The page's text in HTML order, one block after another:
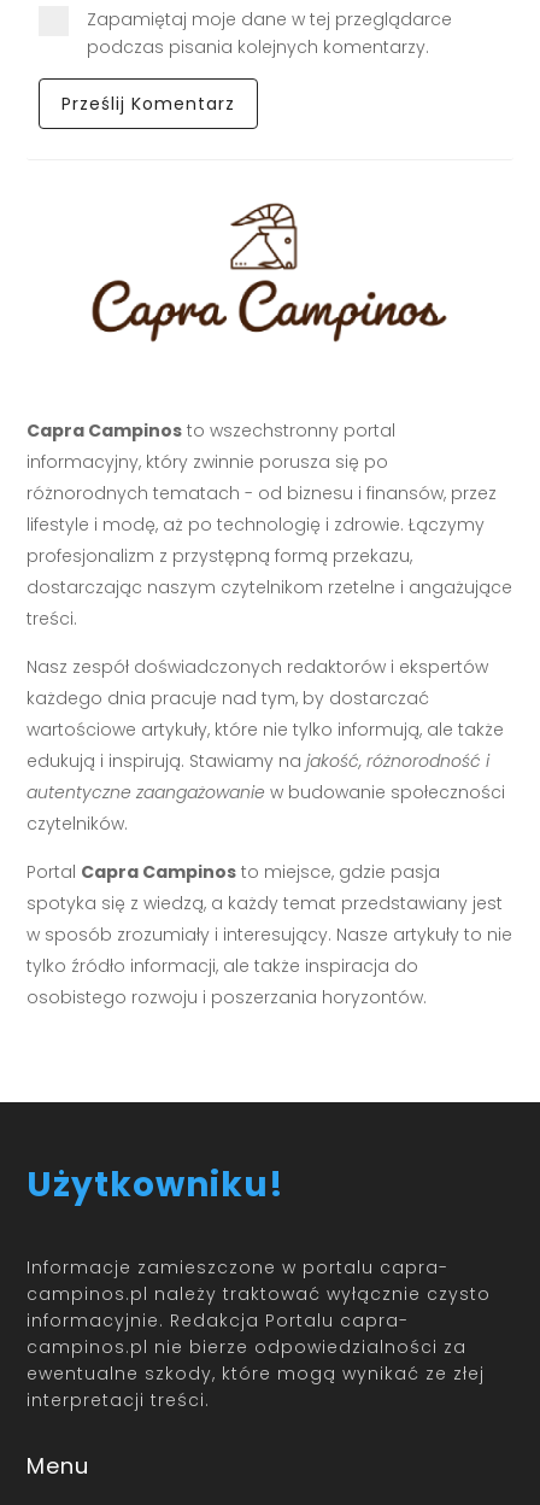
Zapamiętaj moje dane w tej przeglądarce
podczas pisania kolejnych komentarzy.
Capra Campinos to wszechstronny portal
informacyjny, który zwinnie porusza się po
różnorodnych tematach - od biznesu i finansów, przez
lifestyle i modę, aż po technologię i zdrowie. Łączymy
profesjonalizm z przystępną formą przekazu,
dostarczając naszym czytelnikom rzetelne i angażujące
treści.
Nasz zespół doświadczonych redaktorów i ekspertów
każdego dnia pracuje nad tym, by dostarczać
wartościowe artykuły, które nie tylko informują, ale także
edukują i inspirują. Stawiamy najakość, różnorodność i
autentyczne zaangażowanie w budowanie społeczności
czytelników.
Portal Capra Campinos to miejsce, gdzie pasja
spotyka się z wiedzą, a każdy temat przedstawiany jest
w sposób zrozumiały i interesujący. Nasze artykuły to nie
tylko źródło informacji, ale także inspiracja do
osobistego rozwoju i poszerzania horyzontów.
Użytkowniku!
Informacje zamieszczone w portalu capra-
campinos.pl należy traktować wyłącznie czysto
informacyjnie. Redakcja Portalu capra-
campinos.pl nie bierze odpowiedzialności za
ewentualne szkody, które mogą wynikać ze złej
interpretacji treści.
Menu